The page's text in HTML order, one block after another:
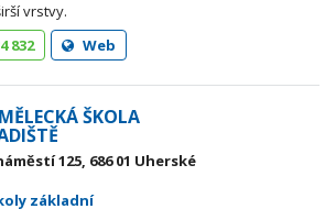
vrstvy.
832
Web
ŠKOLA
125, 686 01 Uherské
základní